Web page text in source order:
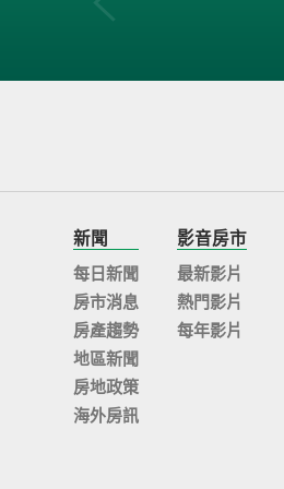
新聞
每日新聞
房市消息
房產趨勢
地區新聞
房地政策
海外房訊
影音房市
最新影片
熱門影片
每年影片